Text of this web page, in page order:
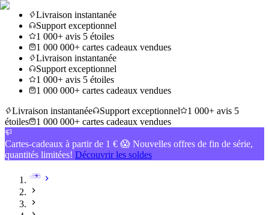
Livraison instantanée
Support exceptionnel
1 000+ avis 5 étoiles
1 000 000+ cartes cadeaux vendues
Livraison instantanée
Support exceptionnel
1 000+ avis 5 étoiles
1 000 000+ cartes cadeaux vendues
Livraison instantanée
Support exceptionnel
1 000+ avis 5
étoiles
1 000 000+ cartes cadeaux vendues
Cartes-cadeaux à partir de 1 € 😱 Nouvelles offres de fin de série,
quantités limitées! Découvrir les soldes